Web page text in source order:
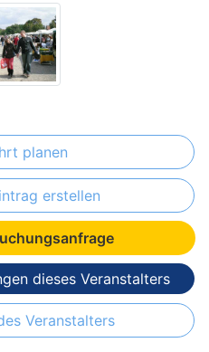
planen
erstellen
dieses Veranstalters
Veranstalters